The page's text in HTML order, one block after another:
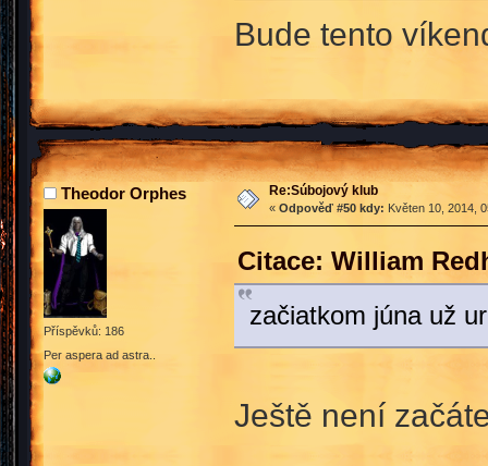
Bude tento
Theodor Orphes
Příspěvků: 186
Per aspera ad astra..
Re:Súbojový klub
« Odpověď #50 kdy: Květen 10, 2014,
Citace: William
začiatkom júna už
Ještě není